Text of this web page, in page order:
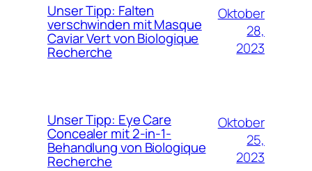
Unser Tipp: Falten
verschwinden mit Masque
Caviar Vert von Biologique
Recherche
Oktober
28,
2023
Unser Tipp: Eye Care
Concealer mit 2-in-1-
Behandlung von Biologique
Recherche
Oktober
25,
2023